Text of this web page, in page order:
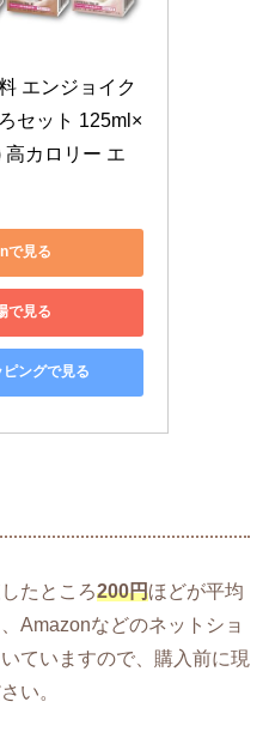
エンジョイク
セット 125ml×
高カロリー エ
で見る
で見る
ングで見る
たところ200円ほどが平均
Amazonなどのネットショ
ていますので、購入前に現
い。